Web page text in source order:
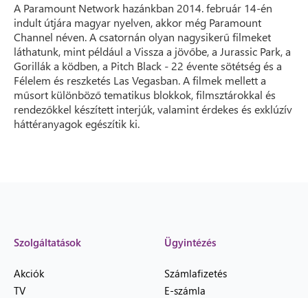
A Paramount Network hazánkban 2014. február 14-én
indult útjára magyar nyelven, akkor még Paramount
Channel néven. A csatornán olyan nagysikerű filmeket
láthatunk, mint például a Vissza a jövőbe, a Jurassic Park, a
Gorillák a ködben, a Pitch Black - 22 évente sötétség és a
Félelem és reszketés Las Vegasban. A filmek mellett a
műsort különböző tematikus blokkok, filmsztárokkal és
rendezőkkel készített interjúk, valamint érdekes és exklúzív
háttéranyagok egészítik ki.
Szolgáltatások
Akciók
TV
Ügyintézés
Számlafizetés
E-számla